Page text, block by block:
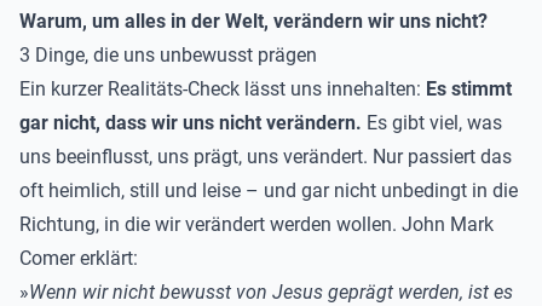
Warum, um alles in der Welt, verändern wir uns nicht?
3 Dinge, die uns unbewusst prägen
Ein kurzer Realitäts-Check lässt uns innehalten: Es stimmt
gar nicht, dass wir uns nicht verändern. Es gibt viel, was
uns beeinflusst, uns prägt, uns verändert. Nur passiert das
oft heimlich, still und leise – und gar nicht unbedingt in die
Richtung, in die wir verändert werden wollen. John Mark
Comer erklärt:
»Wenn wir nicht bewusst von Jesus geprägt werden, ist es